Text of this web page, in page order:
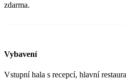
zdarma.
Vybavení
Vstupní hala s recepcí, hlavní